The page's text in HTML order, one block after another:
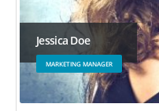
Jessica Doe
MARKETING MANAGER